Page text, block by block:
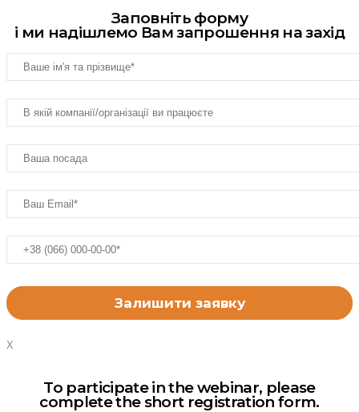
Заповніть форму
і ми надішлемо Вам запрошення на захід
X
To participate in the webinar, please
complete the short registration form.